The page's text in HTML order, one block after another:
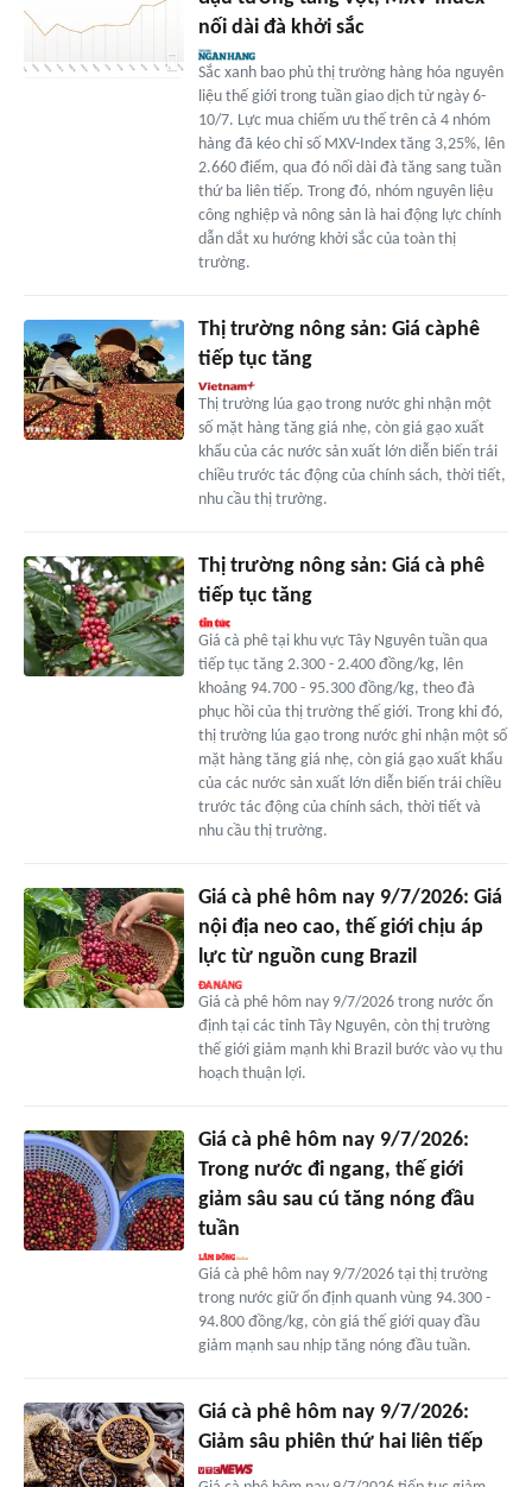
nối dài đà khởi sắc
Sắc xanh bao phủ thị trường hàng hóa nguyên
liệu thế giới trong tuần giao dịch từ ngày 6-
10/7. Lực mua chiếm ưu thế trên cả 4 nhóm
hàng đã kéo chỉ số MXV-Index tăng 3,25%, lên
2.660 điểm, qua đó nối dài đà tăng sang tuần
thứ ba liên tiếp. Trong đó, nhóm nguyên liệu
công nghiệp và nông sản là hai động lực chính
dẫn dắt xu hướng khởi sắc của toàn thị
trường.
Thị trường nông sản: Giá càphê
tiếp tục tăng
Thị trường lúa gạo trong nước ghi nhận một
số mặt hàng tăng giá nhẹ, còn giá gạo xuất
khẩu của các nước sản xuất lớn diễn biến trái
chiều trước tác động của chính sách, thời tiết,
nhu cầu thị trường.
Thị trường nông sản: Giá cà phê
tiếp tục tăng
Giá cà phê tại khu vực Tây Nguyên tuần qua
tiếp tục tăng 2.300 - 2.400 đồng/kg, lên
khoảng 94.700 - 95.300 đồng/kg, theo đà
phục hồi của thị trường thế giới. Trong khi đó,
thị trường lúa gạo trong nước ghi nhận một số
mặt hàng tăng giá nhẹ, còn giá gạo xuất khẩu
của các nước sản xuất lớn diễn biến trái chiều
trước tác động của chính sách, thời tiết và
nhu cầu thị trường.
Giá cà phê hôm nay 9/7/2026: Giá
nội địa neo cao, thế giới chịu áp
lực từ nguồn cung Brazil
Giá cà phê hôm nay 9/7/2026 trong nước ổn
định tại các tỉnh Tây Nguyên, còn thị trường
thế giới giảm mạnh khi Brazil bước vào vụ thu
hoạch thuận lợi.
Giá cà phê hôm nay 9/7/2026:
Trong nước đi ngang, thế giới
giảm sâu sau cú tăng nóng đầu
tuần
Giá cà phê hôm nay 9/7/2026 tại thị trường
trong nước giữ ổn định quanh vùng 94.300 -
94.800 đồng/kg, còn giá thế giới quay đầu
giảm mạnh sau nhịp tăng nóng đầu tuần.
Giá cà phê hôm nay 9/7/2026:
Giảm sâu phiên thứ hai liên tiếp